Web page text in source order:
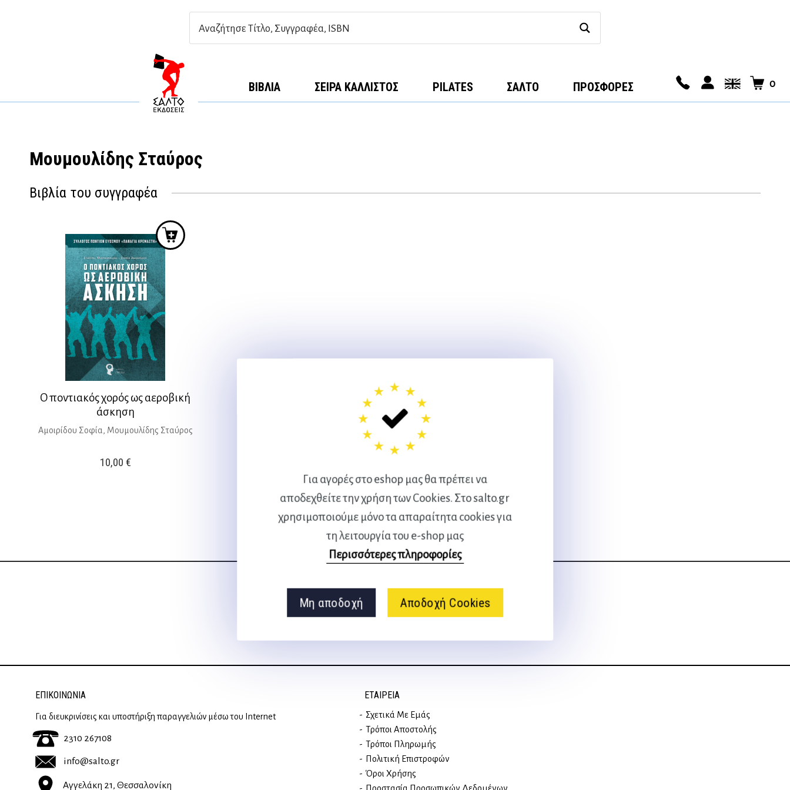
Για αγορές στο eshop μας θα πρέπει να
αποδεχθείτε την χρήση των Cookies. Στο salto.gr
χρησιμοποιούμε μόνο τα απαραίτητα cookies για
τη λειτουργία του e-shop μας
Περισσότερες πληροφορίες
Μη αποδοχή Αποδοχή Cookies
ΒΙΒΛΊΑ ΣΕΙΡΆ ΚΆΛΛΙΣΤΟΣ PILATES ΣΑΛΤΟ ΠΡΟΣΦΟΡΕΣ 0
Μουμουλίδης Σταύρος
Βιβλία του συγγραφέα
Ο ποντιακός χορός ως αεροβική
άσκηση
Αμοιρίδου Σοφία, Μουμουλίδης Σταύρος
10,00 €
Ακολουθήστε μας
ΕΠΙΚΟΙΝΩΝΊΑ
Για διευκρινίσεις και υποστήριξη παραγγελιών μέσω του Internet
2310 267108
info@salto.gr
Αγγελάκη 21, Θεσσαλονίκη
ΕΤΑΙΡΕΊΑ
Σχετικά Με Εμάς
Τρόποι Αποστολής
Τρόποι Πληρωμής
Πολιτική Επιστροφών
Όροι Χρήσης
Προστασία Προσωπικών Δεδομένων